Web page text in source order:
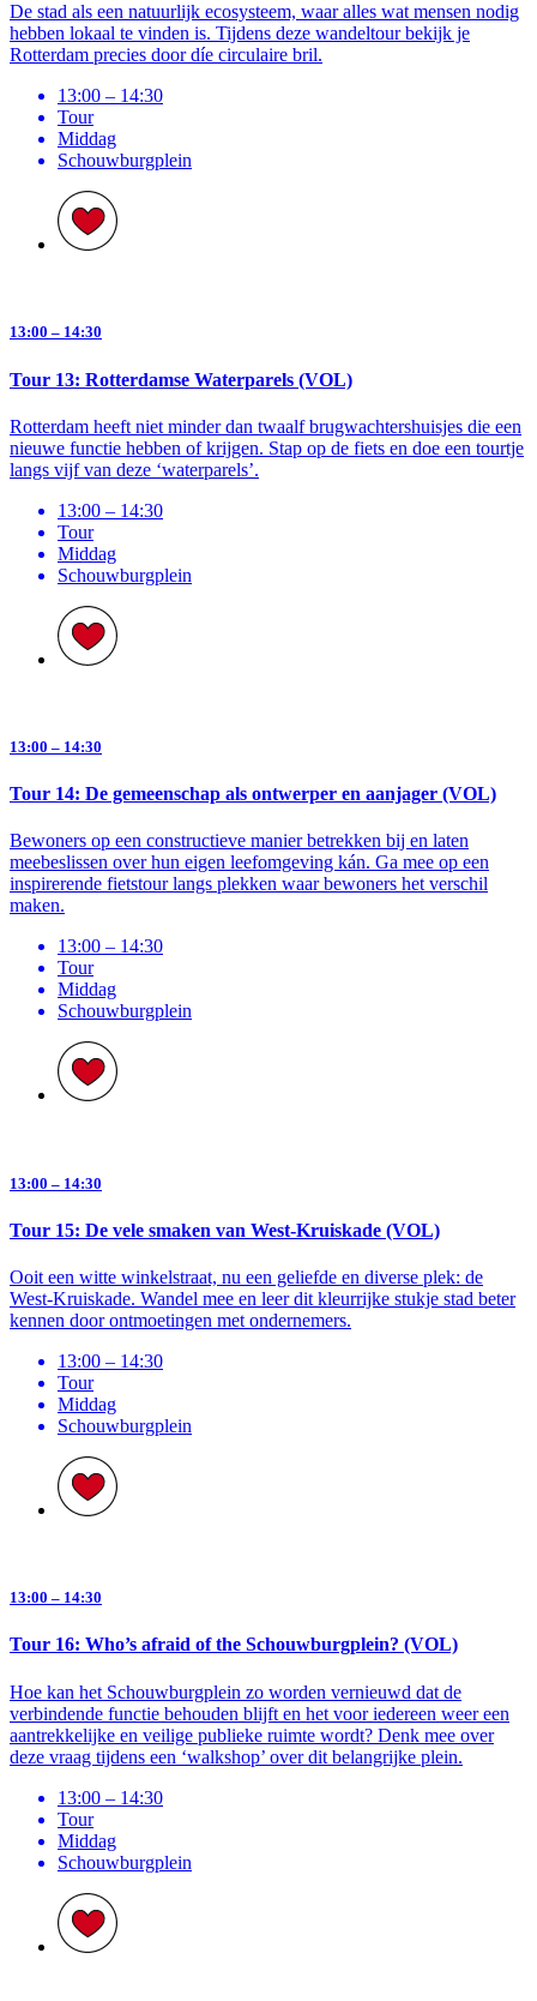
De stad als een natuurlijk ecosysteem, waar alles wat mensen nodig
hebben lokaal te vinden is. Tijdens deze wandeltour bekijk je
Rotterdam precies door díe circulaire bril.
13:00 – 14:30
Tour
Middag
Schouwburg­plein
13:00 – 14:30
Tour 13: Rotterdamse Waterparels (VOL)
Rotterdam heeft niet minder dan twaalf brugwachtershuisjes die een
nieuwe functie hebben of krijgen. Stap op de fiets en doe een tourtje
langs vijf van deze ‘waterparels’.
13:00 – 14:30
Tour
Middag
Schouwburg­plein
13:00 – 14:30
Tour 14: De gemeenschap als ontwerper en aanjager (VOL)
Bewoners op een constructieve manier betrekken bij en laten
meebeslissen over hun eigen leefomgeving kán. Ga mee op een
inspirerende fietstour langs plekken waar bewoners het verschil
maken.
13:00 – 14:30
Tour
Middag
Schouwburg­plein
13:00 – 14:30
Tour 15: De vele smaken van West-Kruiskade (VOL)
Ooit een witte winkelstraat, nu een geliefde en diverse plek: de
West-Kruiskade. Wandel mee en leer dit kleurrijke stukje stad beter
kennen door ontmoetingen met ondernemers.
13:00 – 14:30
Tour
Middag
Schouwburg­plein
13:00 – 14:30
Tour 16: Who’s afraid of the Schouwburgplein? (VOL)
Hoe kan het Schouwburgplein zo worden vernieuwd dat de
verbindende functie behouden blijft en het voor iedereen weer een
aantrekkelijke en veilige publieke ruimte wordt? Denk mee over
deze vraag tijdens een ‘walkshop’ over dit belangrijke plein.
13:00 – 14:30
Tour
Middag
Schouwburg­plein